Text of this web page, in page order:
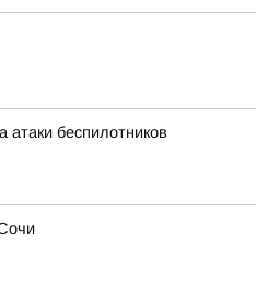
атаки беспилотников